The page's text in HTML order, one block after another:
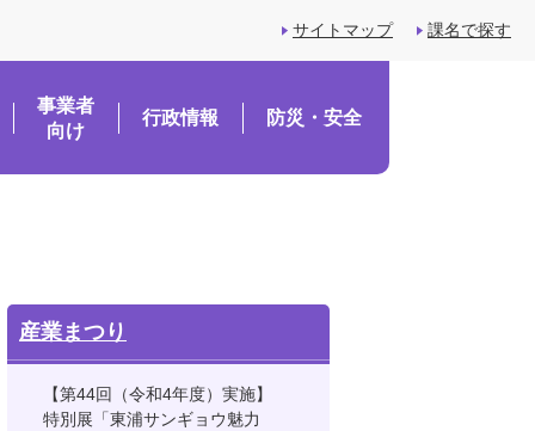
サイトマップ 課名で探す
事業者
向け
行政情報 防災・安全
産業まつり
【第44回（令和4年度）実施】
特別展「東浦サンギョウ魅力